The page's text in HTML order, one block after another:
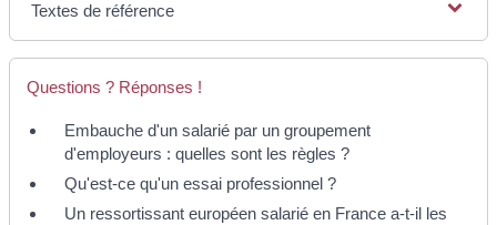
Textes de référence
Questions ? Réponses !
Embauche d'un salarié par un groupement
d'employeurs : quelles sont les règles ?
Qu'est-ce qu'un essai professionnel ?
Un ressortissant européen salarié en France a-t-il les